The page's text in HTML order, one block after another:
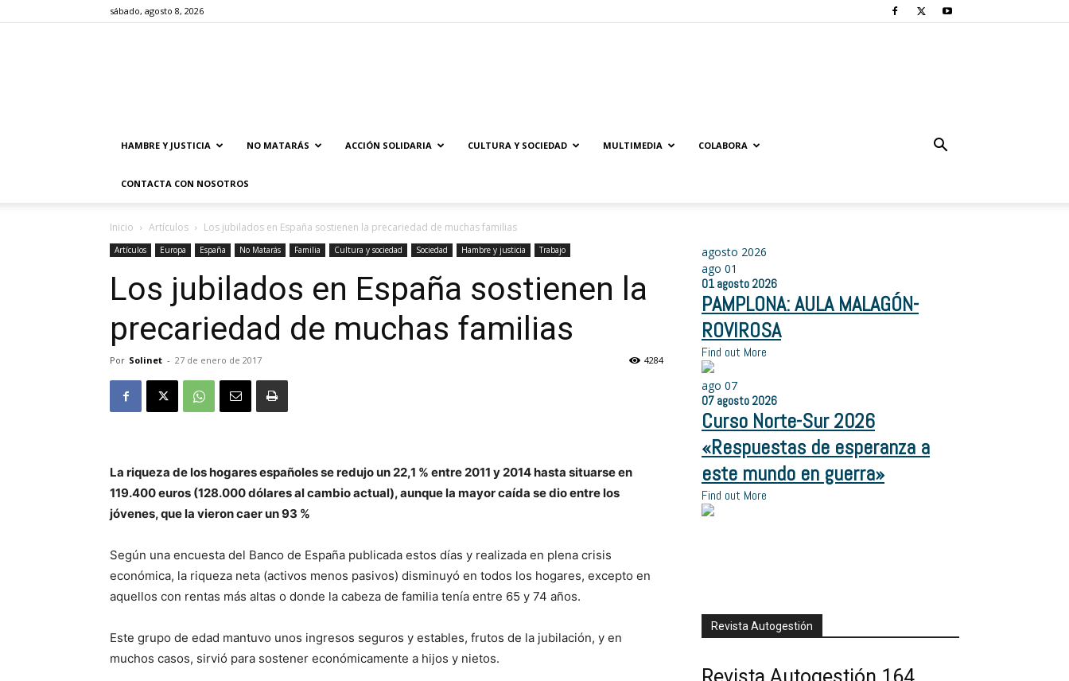
sábado, agosto 8, 2026
HAMBRE Y JUSTICIA NO MATARÁS ACCIÓN SOLIDARIA CULTURA Y SOCIEDAD MULTIMEDIA COLABORA
CONTACTA CON NOSOTROS
Inicio Artículos Los jubilados en España sostienen la precariedad de muchas familias
Artículos Europa España No Matarás Familia Cultura y sociedad Sociedad Hambre y justicia Trabajo
Los jubilados en España sostienen la
precariedad de muchas familias
Por Solinet - 27 de enero de 2017 4284
La riqueza de los hogares españoles se redujo un 22,1 % entre 2011 y 2014 hasta situarse en
119.400 euros (128.000 dólares al cambio actual), aunque la mayor caída se dio entre los
jóvenes, que la vieron caer un 93 %
Según una encuesta del Banco de España publicada estos días y realizada en plena crisis
económica, la riqueza neta (activos menos pasivos) disminuyó en todos los hogares, excepto en
aquellos con rentas más altas o donde la cabeza de familia tenía entre 65 y 74 años.
Este grupo de edad mantuvo unos ingresos seguros y estables, frutos de la jubilación, y en
muchos casos, sirvió para sostener económicamente a hijos y nietos.
agosto 2026
ago 01
01 agosto 2026
PAMPLONA: AULA MALAGÓN-
ROVIROSA
Find out More
ago 07
07 agosto 2026
Curso Norte-Sur 2026
«Respuestas de esperanza a
este mundo en guerra»
Find out More
Revista Autogestión